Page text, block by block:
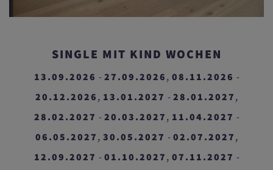
SINGLE MIT KIND WOCHEN
13.09.2026 - 27.09.2026 , 08.11.2026 -
20.12.2026 , 13.01.2027 - 28.01.2027 ,
28.02.2027 - 20.03.2027 , 11.04.2027 -
06.05.2027 , 30.05.2027 - 02.07.2027 ,
12.09.2027 - 01.10.2027 , 07.11.2027 -